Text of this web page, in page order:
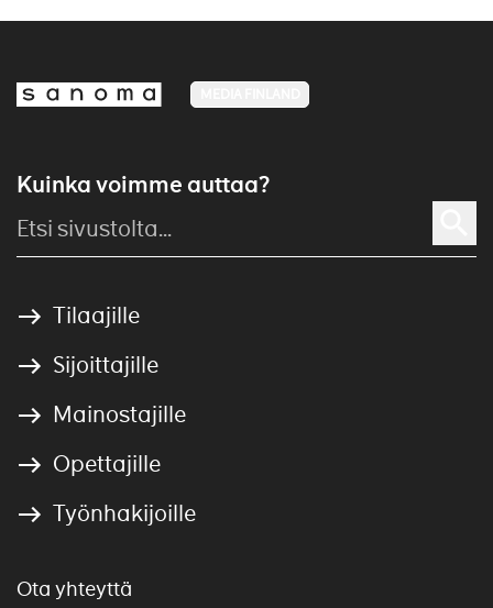
Kuinka voimme auttaa?
Tilaajille
Sijoittajille
Mainostajille
Opettajille
Työnhakijoille
Ota yhteyttä